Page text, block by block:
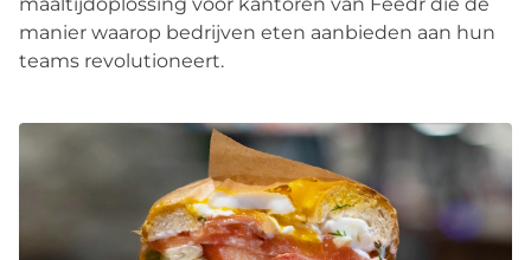
manier waarop bedrijven eten aanbieden aan hun
teams revolutioneert.